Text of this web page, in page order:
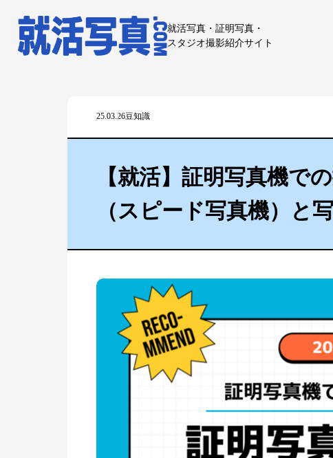
就活写真・証明写真・
スタジオ撮影紹介サイト
25.03.26豆知識
【就活】証明写真機で
（スピード写真機）と